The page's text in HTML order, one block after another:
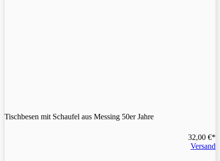
Tischbesen mit Schaufel aus Messing 50er Jahre
32,00 €
Versand